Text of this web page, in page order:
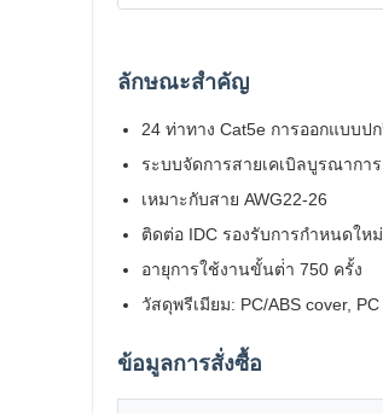
ลักษณะสําคัญ
24 ท่าทาง Cat5e การออกแบบป
ระบบจัดการสายเคเบิลบูรณาการ
เหมาะกับสาย AWG22-26
ติดต่อ IDC รองรับการกําหนดให
อายุการใช้งานขั้นต่ํา 750 ครั้ง
วัสดุพรีเมียม: PC/ABS cover,
ข้อมูลการสั่งซื้อ